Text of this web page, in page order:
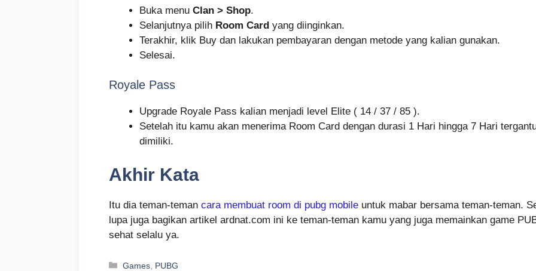
Buka menu Clan > Shop.
Selanjutnya pilih Room Card yang diinginkan.
Terakhir, klik Buy dan lakukan pembayaran dengan metode yang kalian gunakan.
Selesai.
Royale Pass
Upgrade Royale Pass kalian menjadi level Elite ( 14 / 37 / 85 ).
Setelah itu kamu akan menerima Room Card dengan durasi 1 Hari hingga 7 Hari
dimiliki.
Akhir Kata
Itu dia teman-teman cara membuat room di pubg mobile untuk mabar bersama teman-teman.
lupa juga bagikan artikel ardnat.com ini ke teman-teman kamu yang juga memainkan game
sehat selalu ya.
Kategori
Games PUBG